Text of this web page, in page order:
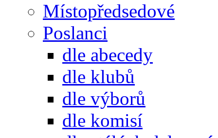
Místopředsedové
Poslanci
dle abecedy
dle klubů
dle výborů
dle komisí